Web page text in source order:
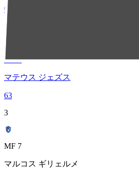
68
2
MF 6
マテウス ジェズス
63
3
MF 7
マルコス ギリェルメ